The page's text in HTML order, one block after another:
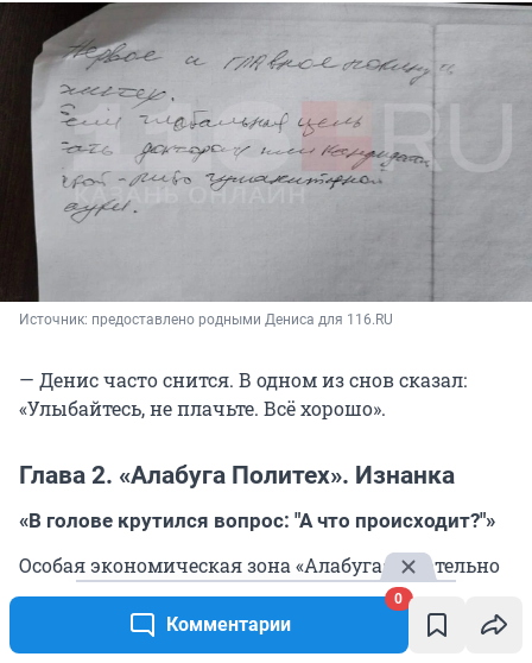
Комментарии
0
Источник: предоставлено родными Дениса для 116.RU
— Денис часто снится. В одном из снов сказал:
«Улыбайтесь, не плачьте. Всё хорошо».
Глава 2. «Алабуга Политех». Изнанка
«В голове крутился вопрос: "А что происходит?"»
Особая экономическая зона «Алабуга» тщательно
охраняется. Попасть туда простому человеку с
улицы невозможно. Да что там, журналисты
116.RU отправляли туда запросы с просьбами